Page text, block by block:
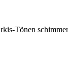
Tönen